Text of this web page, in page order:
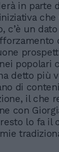
in parte
c’è un
popolari
detto più
di
il che
con
lo fa il